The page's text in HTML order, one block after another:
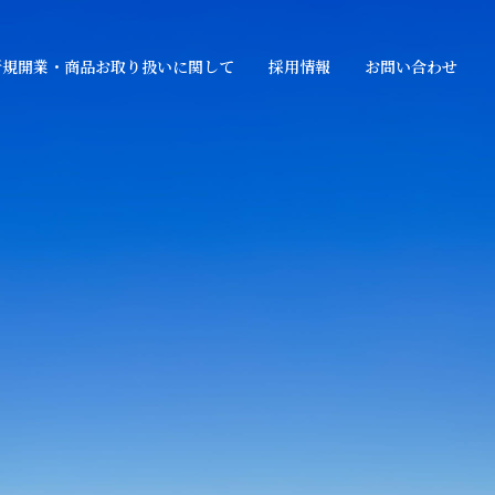
開業・商品お取り扱いに関して 採用情報 お問い合わせ